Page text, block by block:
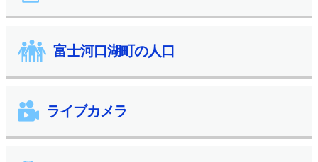
富士河口湖町の人口
ライブカメラ